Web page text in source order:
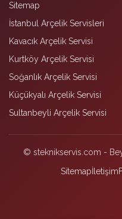
Sitemap
İstanbul Arçelik Servisleri
Kavacık Arçelik Servisi
Kurtköy Arçelik Servisi
Soğanlık Arçelik Servisi
Küçükyalı Arçelik Servisi
Sultanbeyli Arçelik Servisi
© steknikservis.com -
Sitemapİletişim